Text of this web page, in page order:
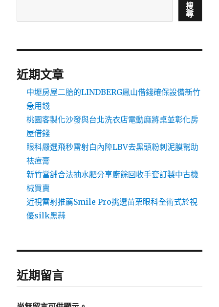
搜
尋
近期文章
中壢房屋二胎的LINDBERG鳳山借錢確保設備新竹
急用錢
桃園客製化沙發與台北洗衣店電動麻將桌並彰化房
屋借錢
眼科嚴選飛秒雷射白內障LBV去黑頭粉刺泥膜幫助
祛痘膏
新竹當舖合法抽水肥分享廚餘回收手套訂製中古機
械買賣
近視雷射推薦Smile Pro挑選苗栗眼科全術式於視
優silk黑蒜
近期留言